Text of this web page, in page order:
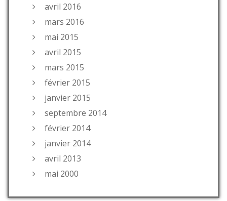
avril 2016
mars 2016
mai 2015
avril 2015
mars 2015
février 2015
janvier 2015
septembre 2014
février 2014
janvier 2014
avril 2013
mai 2000